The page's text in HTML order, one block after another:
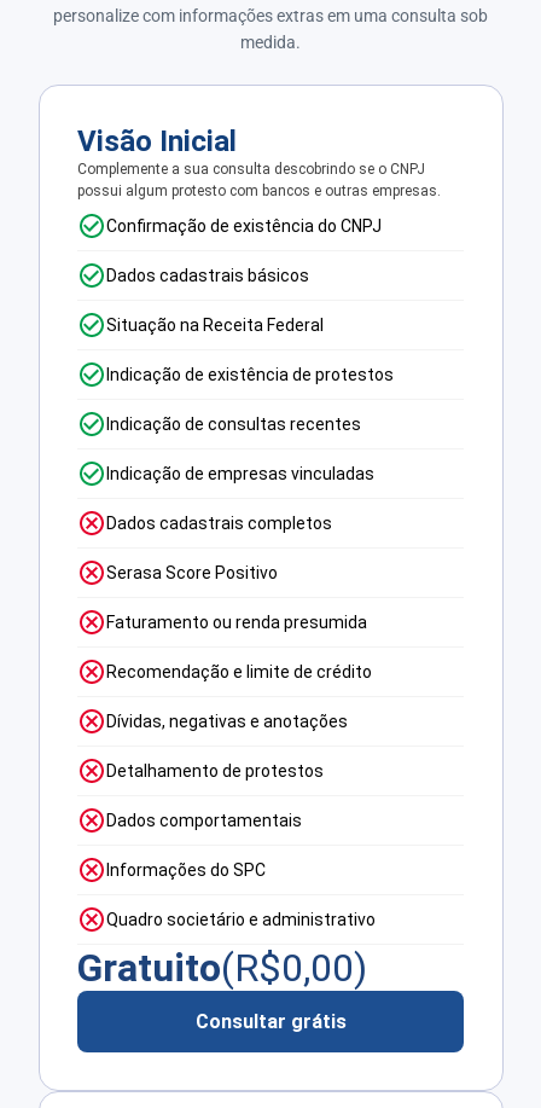
personalize com informações extras em uma consulta sob
medida.
Visão Inicial
Complemente a sua consulta descobrindo se o CNPJ
possui algum protesto com bancos e outras empresas.
Confirmação de existência do CNPJ
Dados cadastrais básicos
Situação na Receita Federal
Indicação de existência de protestos
Indicação de consultas recentes
Indicação de empresas vinculadas
Dados cadastrais completos
Serasa Score Positivo
Faturamento ou renda presumida
Recomendação e limite de crédito
Dívidas, negativas e anotações
Detalhamento de protestos
Dados comportamentais
Informações do SPC
Quadro societário e administrativo
Gratuito(R$0,00)
Consultar grátis